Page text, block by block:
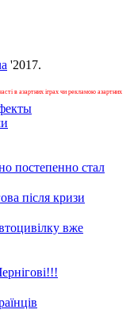
'2017.
в азартних іграх чи рекламою азартних
постепенно стал
після кризи
вже